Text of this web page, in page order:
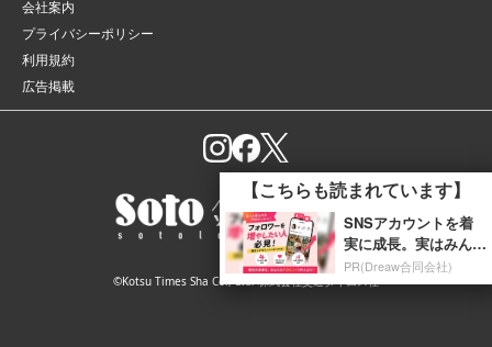
【こちらも読まれています】
SNSアカウントを着
実に成長。実はみんな
ココ使ってます。
PR(Dreaw合同会社)
会社案内
プライバシーポリシー
利用規約
広告掲載
©Kotsu Times Sha Co., Ltd. 株式会社交通タイムス社